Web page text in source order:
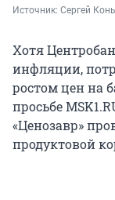
Источник: Сергей
Хотя
инфляции,
ростом цен на
просьбе
«Ценозавр»
продуктовой